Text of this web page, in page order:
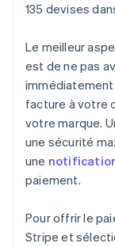
135 devises
Le meilleur
est de ne pas
immédiatement
facture à votre
votre marque.
une sécurité
une
paiement.
Pour offrir le
Stripe et